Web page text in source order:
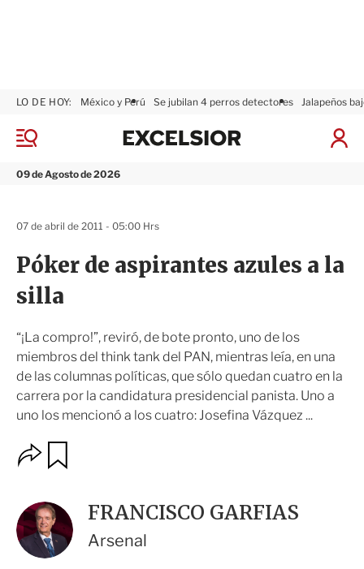
M
n
09 de Agosto de 2026
LO DE HOY: México y Perú Se jubilan 4 perros detectores Jalapeños
I
e
x
Póker de aspirantes azules a la
silla
“¡La compro!”, reviró, de bote pronto, uno de los
miembros del think tank del PAN, mientras leía, en una
de las columnas políticas, que sólo quedan cuatro en la
carrera por la candidatura presidencial panista. Uno a
uno los mencionó a los cuatro: Josefina Vázquez ...
07 de abril de 2011 - 05:00 Hrs
O
p
o
n
e
s
a
r
FRANCISCO GARFIAS
Arsenal